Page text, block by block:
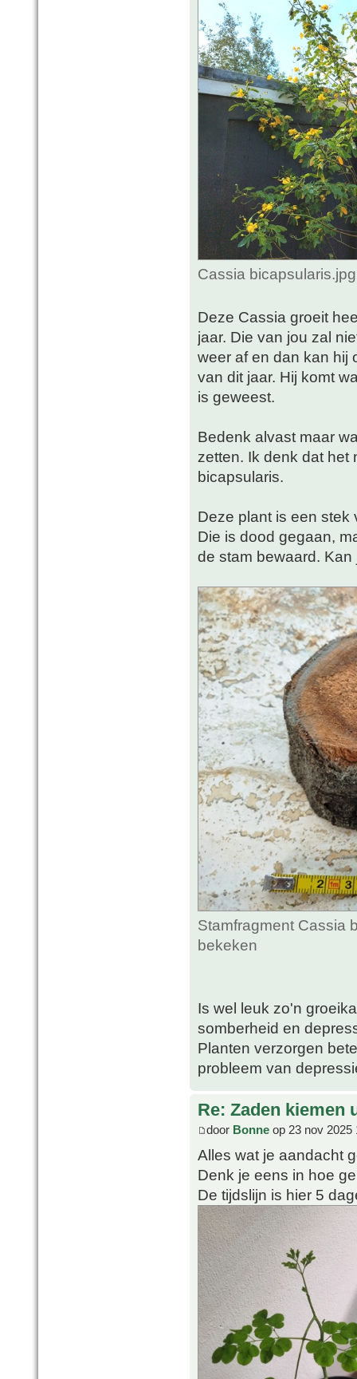
Cassia
Deze Cassia groeit
jaar. Die van jou zal
weer af en dan kan hij
van dit jaar. Hij komt
is geweest.
Bedenk alvast maar
zetten. Ik denk dat het
bicapsularis.
Deze plant is een stek
Die is dood gegaan,
de stam bewaard.
Stamfragment Cassia
bekeken
Is wel leuk zo'n
somberheid en
Planten verzorgen
probleem van
Re: Zaden kiemen
door Bonne op 23 nov 2025
Alles wat je aandacht
Denk je eens in hoe
De tijdslijn is hier 5